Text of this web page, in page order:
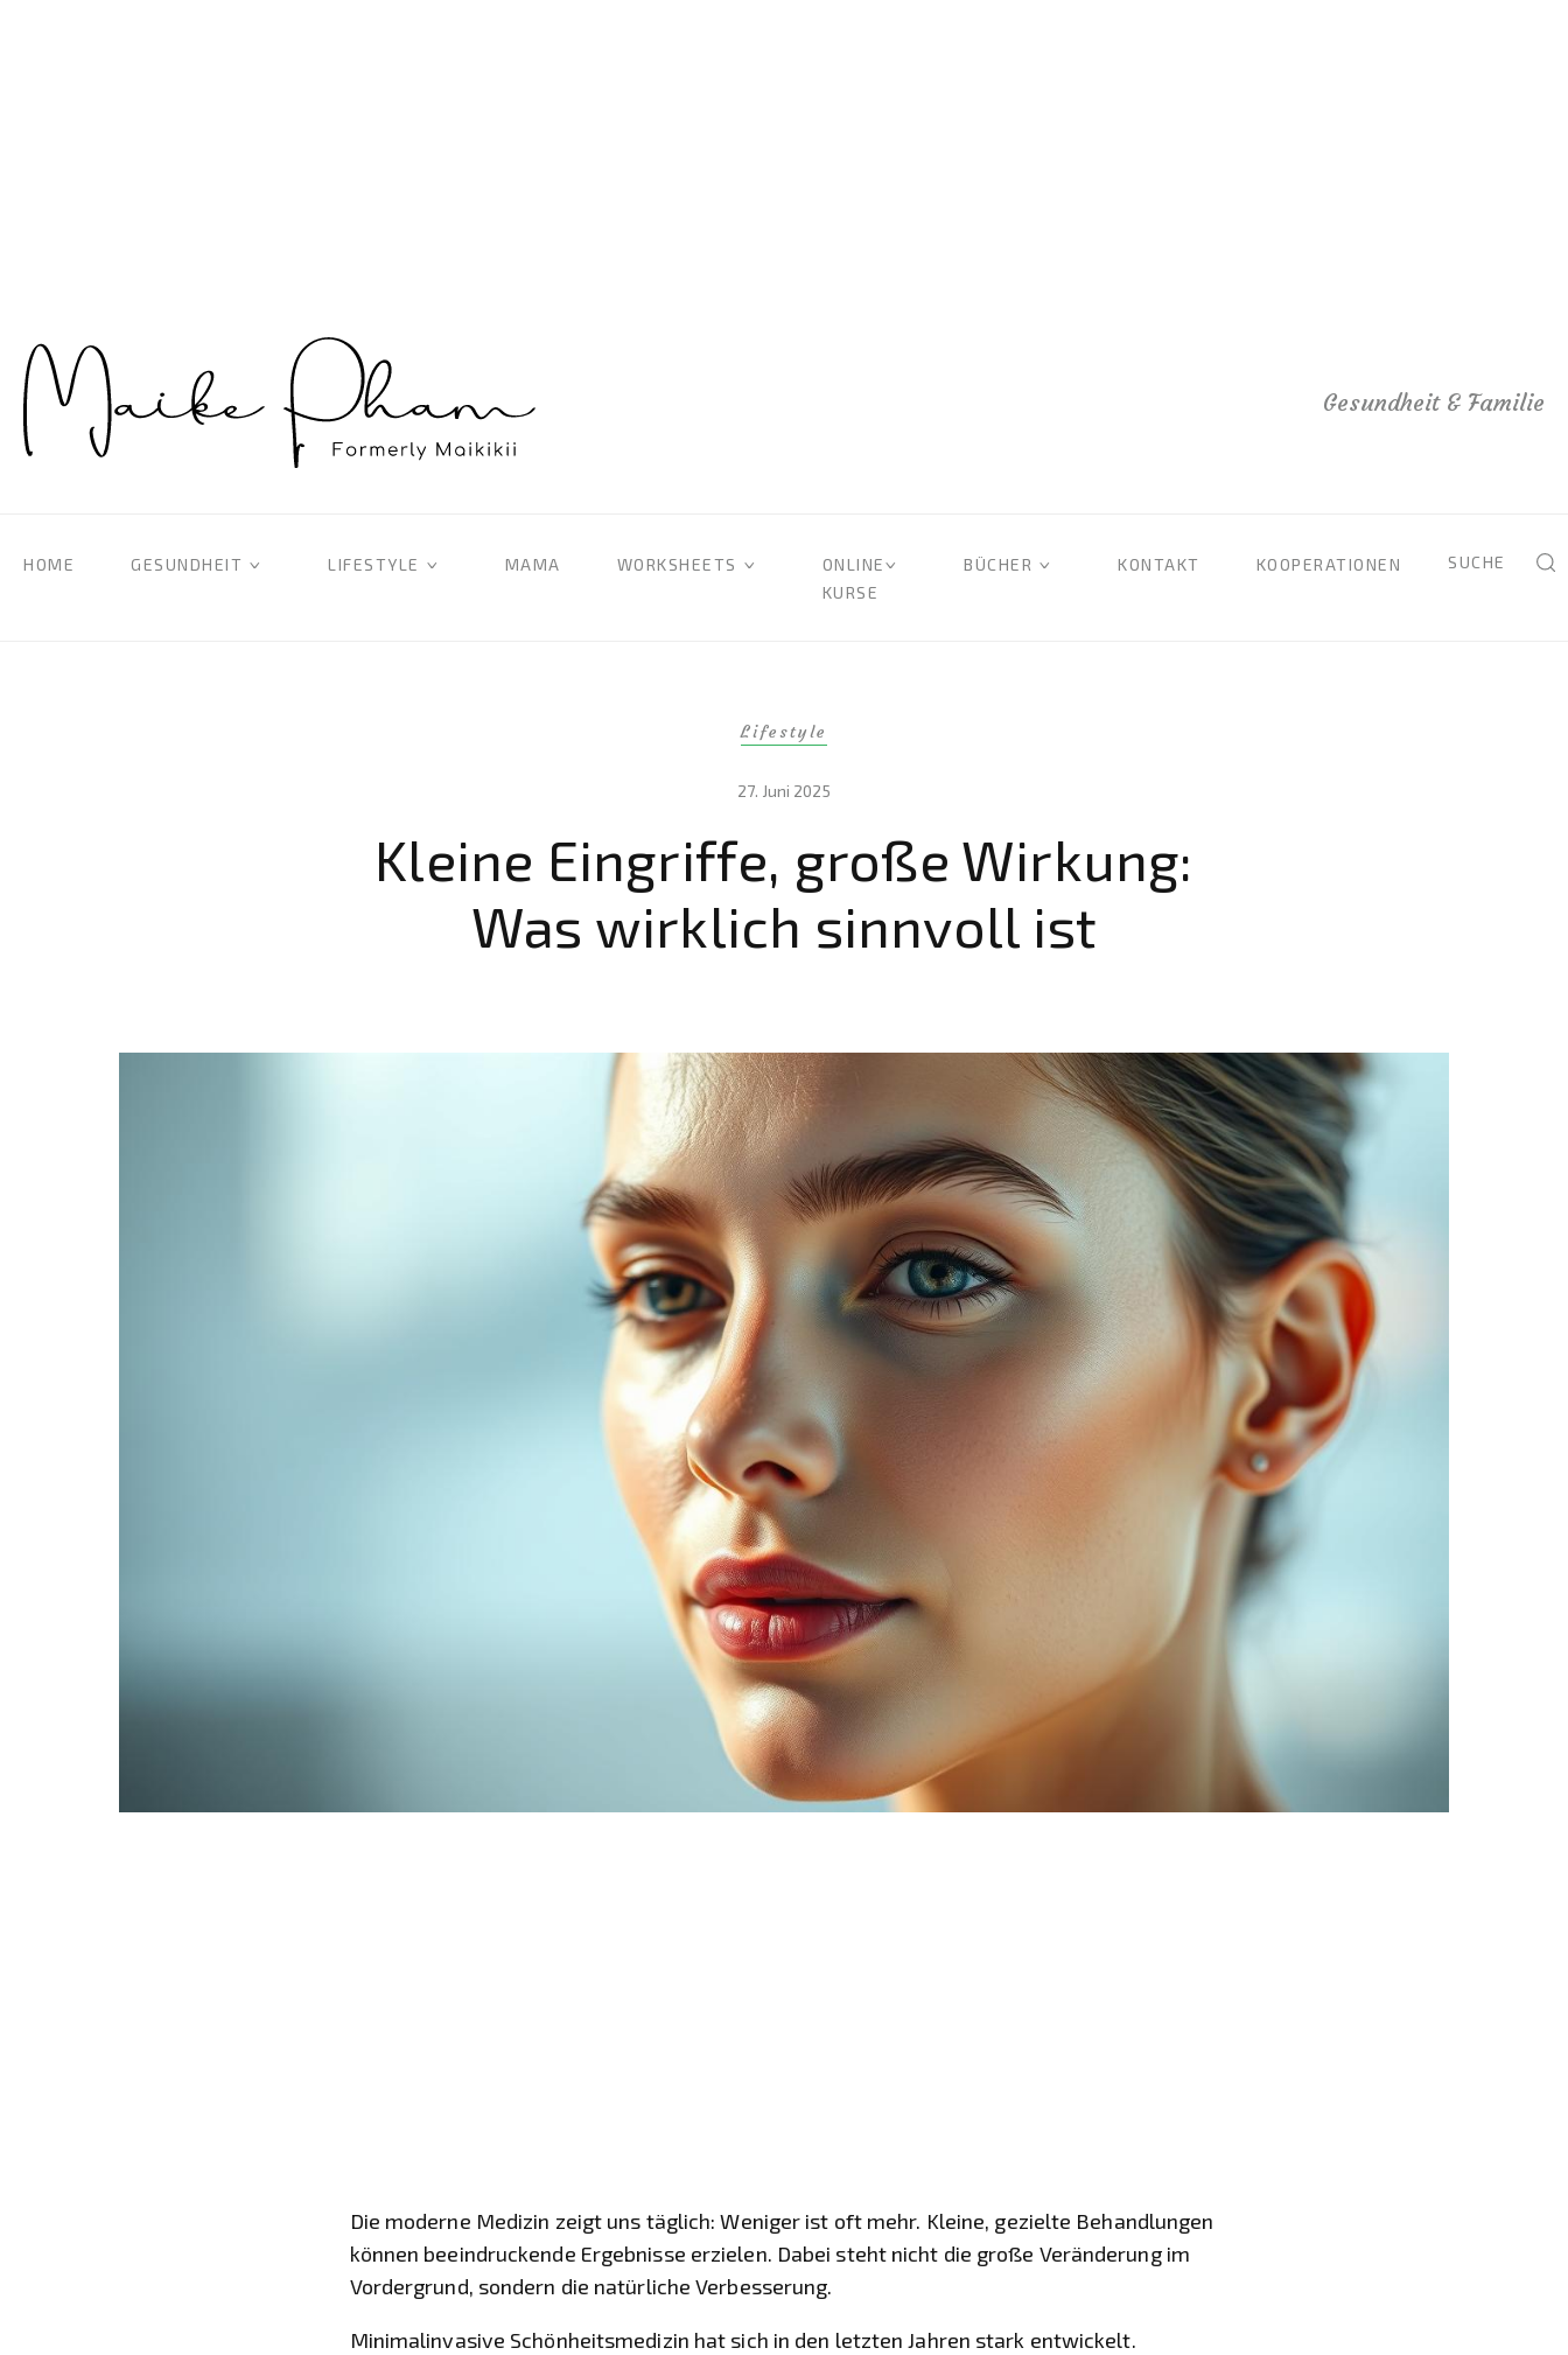
Gesundheit & Familie
HOME GESUNDHEIT LIFESTYLE MAMA WORKSHEETS
ONLINE
KURSE
BÜCHER KONTAKT KOOPERATIONEN SUCHE
Lifestyle
27. Juni 2025
Kleine Eingriffe, große Wirkung:
Was wirklich sinnvoll ist
Die moderne Medizin zeigt uns täglich: Weniger ist oft mehr. Kleine, gezielte Behandlungen
können beeindruckende Ergebnisse erzielen. Dabei steht nicht die große Veränderung im
Vordergrund, sondern die natürliche Verbesserung.
Minimalinvasive Schönheitsmedizin hat sich in den letzten Jahren stark entwickelt.